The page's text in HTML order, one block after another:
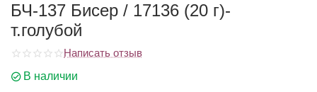
БЧ-137 Бисер / 17136 (20 г)-
т.голубой
Написать отзыв
В наличии